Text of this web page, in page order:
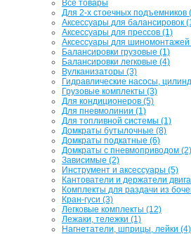
Все товары
Для 2-х стоечных подъемников
Аксессуары для балансировок
Аксессуары для прессов (1)
Аксессуары для шиномонтажей
Балансировки грузовые (1)
Балансировки легковые (4)
Вулканизаторы (3)
Гидравлические насосы,
Грузовые комплекты (3)
Для кондиционеров (5)
Для пневмолинии (1)
Для топливной системы (1)
Домкраты бутылочные (8)
Домкраты подкатные (6)
Домкраты с пневмоприводом (2)
Зависимые (2)
Инструмент и аксессуары (5)
Кантователи и держатели
Комплекты для раздачи из
Кран-гуси (3)
Легковые комплекты (12)
Лежаки, тележки (1)
Нагнетатели, шприцы, лейки (4)